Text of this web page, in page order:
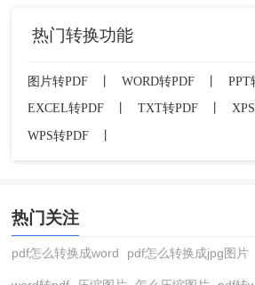
热门转换功能
图片转PDF 丨 WORD转PDF 丨 PPT
EXCEL转PDF
TXT转PDF
WPS转PDF
热门关注
pdf怎么转换成word pdf怎么转换成jpg图片